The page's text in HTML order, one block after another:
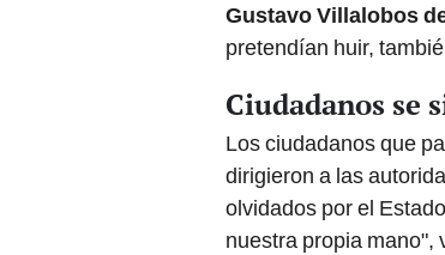
Gustavo Villalobos
pretendían huir,
Ciudadanos se
Los ciudadanos que
dirigieron a las
olvidados por el
nuestra propia mano",